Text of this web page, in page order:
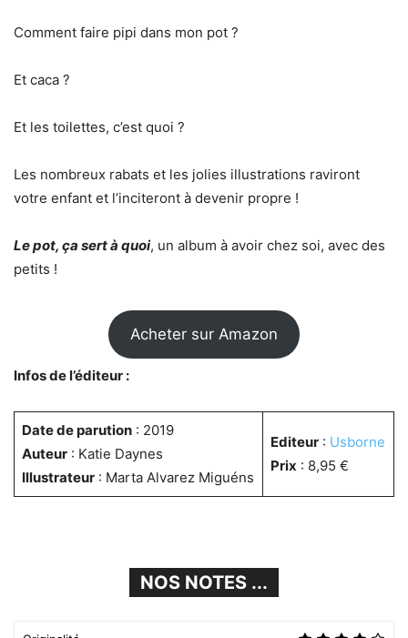
Comment faire pipi dans mon pot ?
Et caca ?
Et les toilettes, c’est quoi ?
Les nombreux rabats et les jolies illustrations raviront
votre enfant et l’inciteront à devenir propre !
Le pot, ça sert à quoi, un album à avoir chez soi, avec des
petits !
Acheter sur Amazon
Infos de l’éditeur :
Date de parution: 2019
Auteur: Katie Daynes
Illustrateur: Marta Alvarez Miguéns
Editeur: Usborne
Prix : 8,95 €
NOS NOTES ...